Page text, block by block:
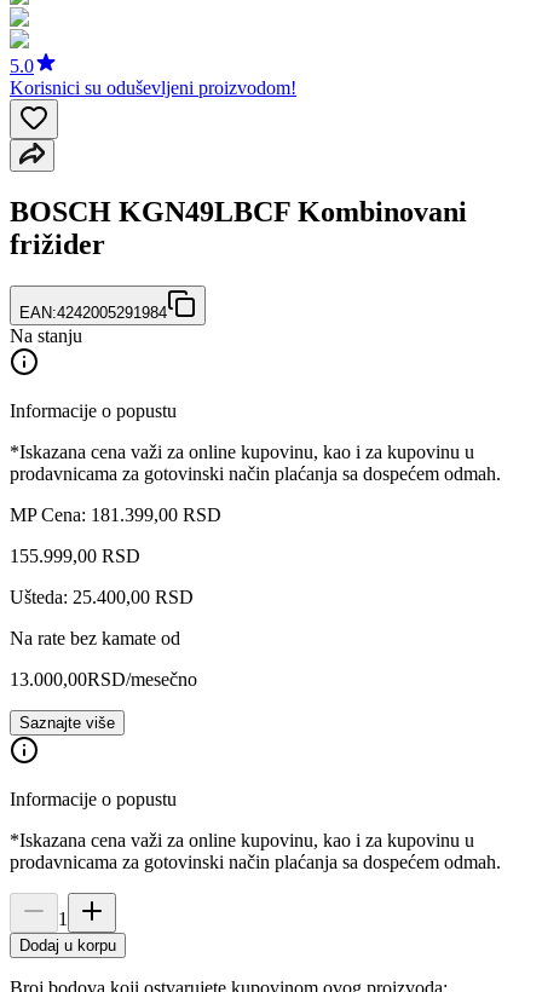
5.0
Korisnici su oduševljeni proizvodom!
BOSCH KGN49LBCF Kombinovani
frižider
EAN:4242005291984
Na stanju
Informacije o popustu
*Iskazana cena važi za online kupovinu, kao i za kupovinu u
prodavnicama za gotovinski način plaćanja sa dospećem odmah.
MP Cena: 181.399,00 RSD
155.999,00 RSD
Ušteda: 25.400,00 RSD
Na rate bez kamate od
13.000,00RSD/mesečno
Saznajte više
Informacije o popustu
*Iskazana cena važi za online kupovinu, kao i za kupovinu u
prodavnicama za gotovinski način plaćanja sa dospećem odmah.
1
Dodaj u korpu
Broj bodova koji ostvarujete kupovinom ovog proizvoda: